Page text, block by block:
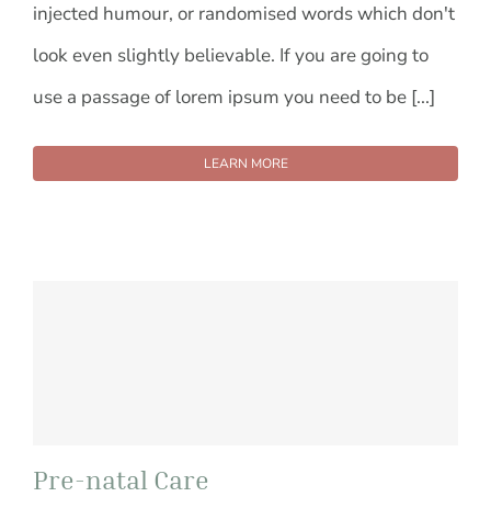
injected humour, or randomised words which don't
look even slightly believable. If you are going to
use a passage of lorem ipsum you need to be [...]
LEARN MORE
Pre-natal Care